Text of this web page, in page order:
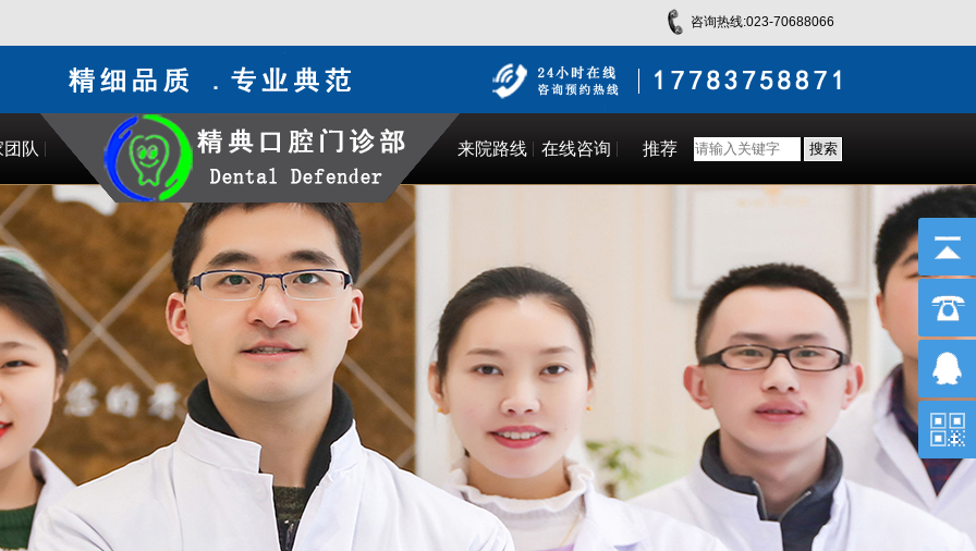
咨询热线:023-70688066
队 来院路线 在线咨询 推荐